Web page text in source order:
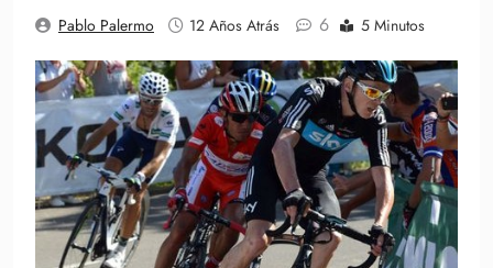
Pablo Palermo 12 Años Atrás 6 5 Minutos